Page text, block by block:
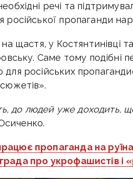
речі та
російської пропаганди
щастя, у Костянтинівці
Саме тому подібні
російських
до людей уже доходить,
пропаганда на
про укрофашистів і